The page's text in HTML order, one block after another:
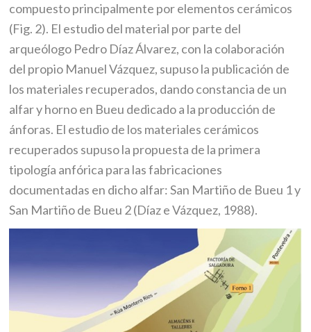
compuesto principalmente por elementos cerámicos
(Fig. 2). El estudio del material por parte del
arqueólogo Pedro Díaz Álvarez, con la colaboración
del propio Manuel Vázquez, supuso la publicación de
los materiales recuperados, dando constancia de un
alfar y horno en Bueu dedicado a la producción de
ánforas. El estudio de los materiales cerámicos
recuperados supuso la propuesta de la primera
tipología anfórica para las fabricaciones
documentadas en dicho alfar: San Martiño de Bueu 1 y
San Martiño de Bueu 2 (Díaz e Vázquez, 1988).